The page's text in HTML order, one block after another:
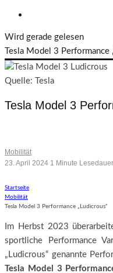
Wird gerade gelesen
Tesla Model 3 Performance
Quelle: Tesla
Tesla Model 3
Mobilität
23. April 2024 1 Minute Lesedauer
Startseite
Mobilität
Tesla Model 3 Performance „Ludicrous“
Im Herbst 2023
sportliche Performance
„Ludicrous“ genannte
Tesla Model 3